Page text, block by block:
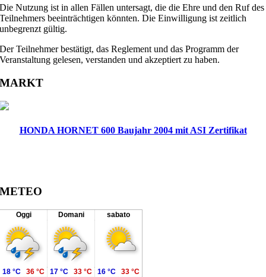
Die Nutzung ist in allen Fällen untersagt, die die Ehre und den Ruf des
Teilnehmers beeinträchtigen könnten. Die Einwilligung ist zeitlich
unbegrenzt gültig.
Der Teilnehmer bestätigt, das Reglement und das Programm der
Veranstaltung gelesen, verstanden und akzeptiert zu haben.
MARKT
HONDA HORNET 600 Baujahr 2004 mit ASI Zertifikat
METEO
Oggi Domani sabato
18 °C 36 °C 17 °C 33 °C 16 °C 33 °C